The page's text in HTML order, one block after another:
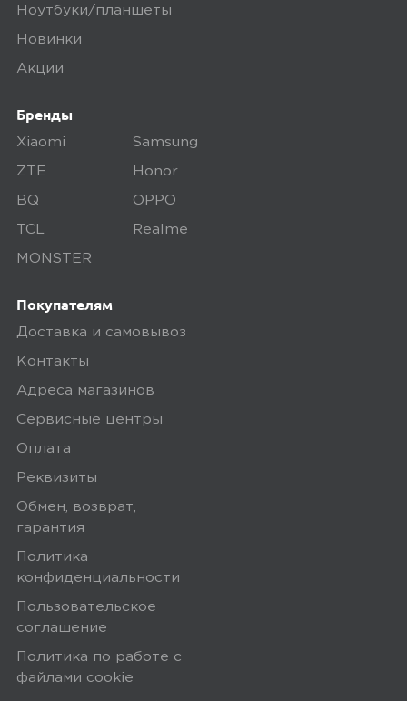
-
бомбер классный
утеплённый,оверсайз
Сергей
27 мая 2025, 20:07
все ок
Минусы
нет
Плюсы
все хорошо
Ноутбуки/планшеты
Новинки
Акции
Бренды
Xiaomi Samsung
ZTE Honor
BQ OPPO
TCL Realme
MONSTER
Покупателям
Доставка и самовывоз
Контакты
Адреса магазинов
Сервисные центры
Оплата
Реквизиты
Обмен, возврат,
гарантия
Политика
конфиденциальности
Пользовательское
соглашение
Политика по работе с
файлами сookie